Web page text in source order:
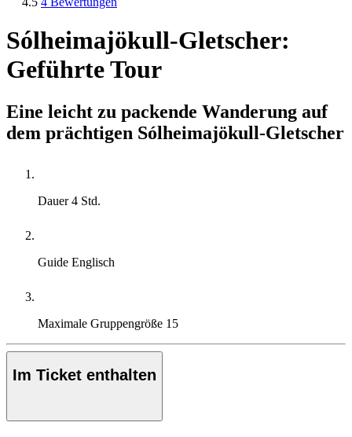
Sólheimajökull-Gletscher:
Geführte Tour
Eine leicht zu packende Wanderung auf
dem prächtigen Sólheimajökull-Gletscher
Dauer4 Std.
Guide Englisch
Maximale Gruppengröße 15
Im Ticket enthalten